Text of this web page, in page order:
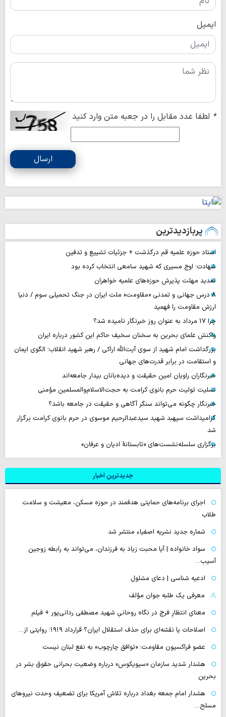
ایمیل
* لطفا عدد مقابل را در جعبه متن وارد کنید
ارسال
پربازدیدترین
استاد حوزه علمیه قم درگذشت + جزئیات تشییع و تدفین
شهادت؛ اوج مسیری که شهید سامعی انتخاب کرده بود
تمدید مهلت پذیرش حوزه‌های علمیه خواهران
۸ درس جهانی و تمدنی «مقاومت» ملت ایران در جنگ تحمیلی سوم / دنیا
ارزش مقاومت را فهمید
چرا 17 مرداد به عنوان روز خبرنگار نامیده شد؟
واکنش علمای بحرین به سخنان سخیف حاکم این کشور درباره ایران
بزرگداشت امام شهید از سوی آیت‌الله اراکی / رهبر شهید انقلاب؛ الگوی ایمان
و استقامت در برابر قدرت‌های جهانی
خبرنگاران راویان امین حقیقت و دیده‌بانان بیدار جامعه‌اند
تسلیت تولیت حرم بانوی کرامت به حجت‌الاسلام‌والمسلمین مؤمنی
خبرنگار چگونه می‌تواند سنگر آگاهی و حقیقت در جامعه باشد؟
گرامیداشت سپهبد شهید سیدعبدالرحیم موسوی در حرم بانوی کرامت برگزار
شد
برگزاری سلسله‌نشست‌های «تابستانهٔ ادیان و عرفان»
جدیدترین اخبار
اجرای برنامه‌های حمایتی هدفمند در حوزه مسکن، معیشت و سلامت
طلاب
شماره جدید نشریه اصفیاء منتشر شد
سواد خانواده | آیا محبت زیاد به فرزندان، می‌تواند به رابطه زوجین
آسیب…
ادعیه شناسی | دعای مشلول
معرفی یک طلبه جوان مؤلف
معنایِ انتظارِ فرج در نگاه روحانیِ شهید مصطفی ردانی‌پور + فیلم
اصلاحات یا نقشه‌ای برای حذف استقلال ایران؟ قرارداد ۱۹۱۹؛ روایتی از…
عضو فراکسیون مقاومت: «توافق چارچوب» به نفع لبنان نیست
هشدار شدید سازمان «سیویکوس» درباره وضعیت بحرانی حقوق بشر در
بحرین
هشدار امام جمعه بغداد درباره تلاش آمریکا برای تضعیف وحدت نیروهای
مسلح…